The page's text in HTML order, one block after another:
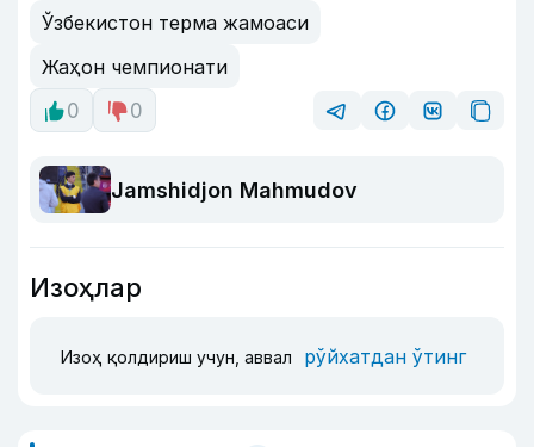
Ўзбекистон терма жамоаси
Жаҳон чемпионати
0
0
Jamshidjon Mahmudov
Изоҳлар
Изоҳ қолдириш учун, аввал рўйхатдан ўтинг